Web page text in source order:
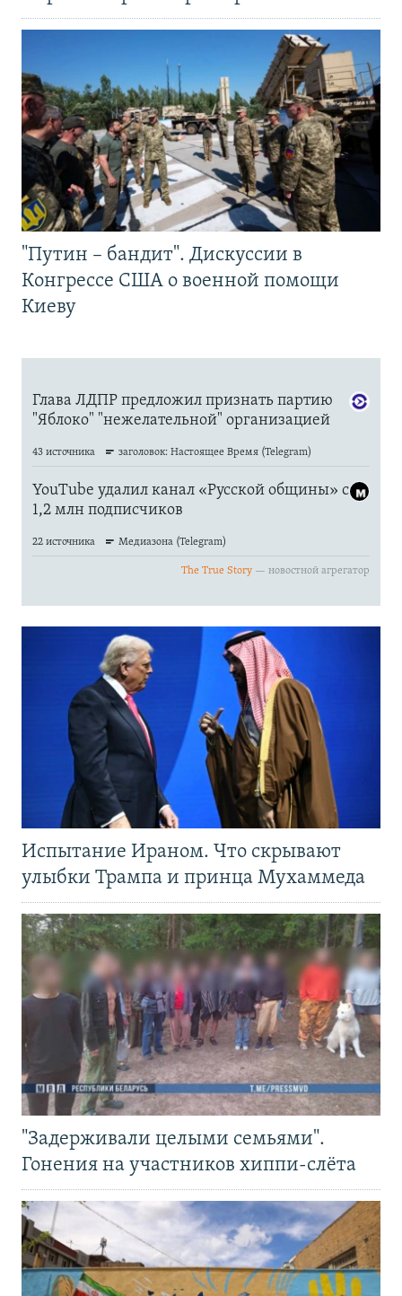
"Путин – бандит". Дискуссии в
Конгрессе США о военной помощи
Киеву
Испытание Ираном. Что скрывают
улыбки Трампа и принца Мухаммеда
"Задерживали целыми семьями".
Гонения на участников хиппи-слёта